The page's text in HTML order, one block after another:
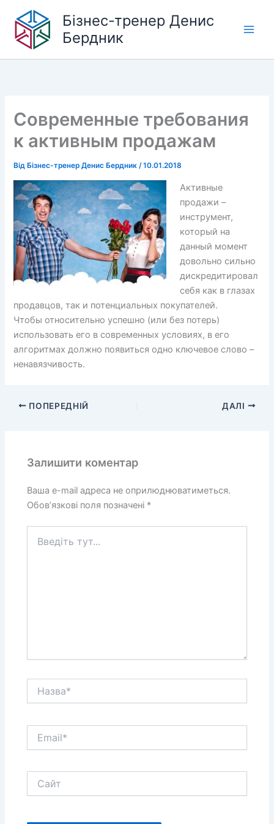
вмісту
Бізнес-тренер Денис
Бердник
Современные требования
к активным продажам
Від Бізнес-тренер Денис Бердник/10.01.2018
Активные
продажи –
инструмент,
который на
данный момент
довольно сильно
дискредитировал
себя как в глазах
продавцов, так и потенциальных покупателей.
Чтобы относительно успешно (или без потерь)
использовать его в современных условиях, в его
алгоритмах должно появиться одно ключевое слово –
ненавязчивость.
ПОПЕРЕДНІЙ ДАЛІ
Залишити коментар
Ваша e-mail адреса не оприлюднюватиметься.
Обов’язкові поля позначені *
тут...